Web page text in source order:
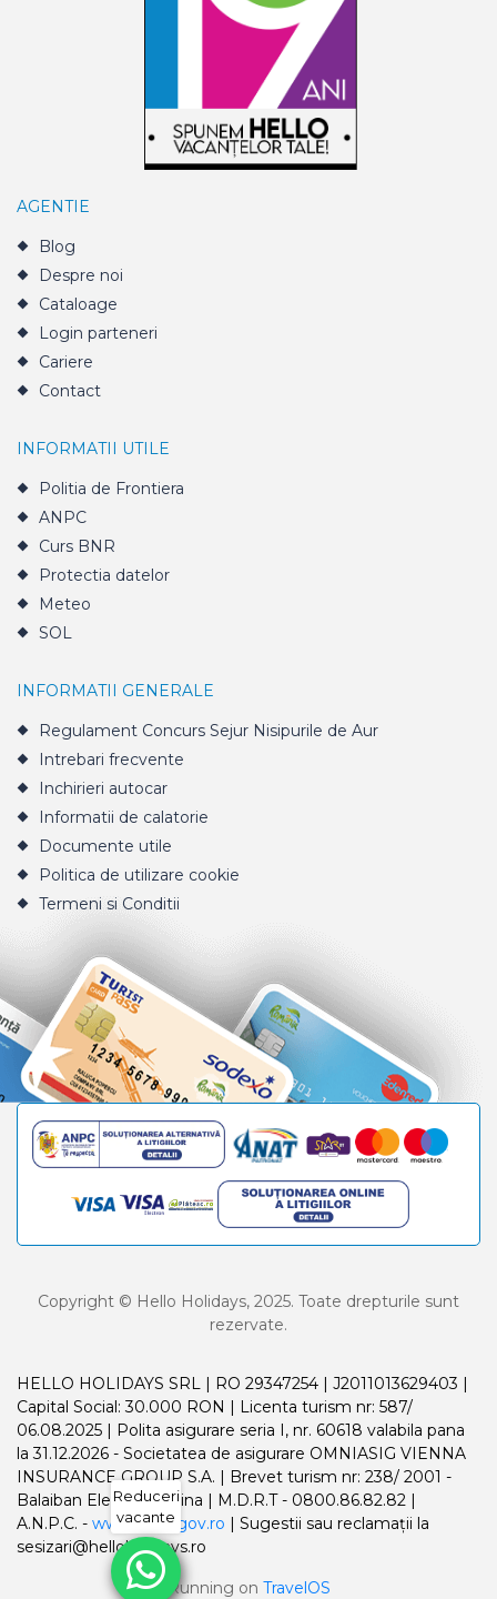
AGENTIE
Blog
Despre noi
Cataloage
Login parteneri
Cariere
Contact
INFORMATII UTILE
Politia de Frontiera
ANPC
Curs BNR
Protectia datelor
Meteo
SOL
INFORMATII GENERALE
Regulament Concurs Sejur Nisipurile de Aur
Intrebari frecvente
Inchirieri autocar
Informatii de calatorie
Documente utile
Politica de utilizare cookie
Termeni si Conditii
Copyright © Hello Holidays, 2025. Toate drepturile sunt
rezervate.
HELLO HOLIDAYS SRL | RO 29347254 | J2011013629403 |
Capital Social: 30.000 RON | Licenta turism nr: 587/
06.08.2025 | Polita asigurare seria I, nr. 60618 valabila pana
la 31.12.2026 - Societatea de asigurare OMNIASIG VIENNA
INSURANCE GROUP S.A. | Brevet turism nr: 238/ 2001 -
Balaiban Elena Madalina | M.D.R.T - 0800.86.82.82 |
A.N.P.C. - www.anpc.gov.ro | Sugestii sau reclamații la
sesizari@helloholidays.ro
Running on TravelOS
Reduceri
vacante